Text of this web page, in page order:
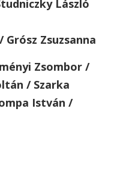
László
Grósz Zsuzsanna
Zsombor /
/ Szarka
István /